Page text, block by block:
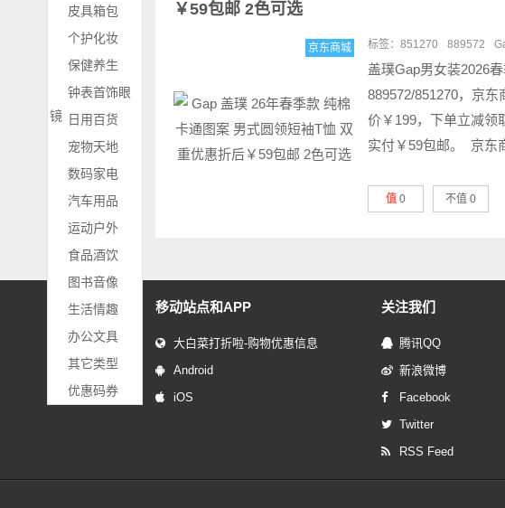
皮具箱包
个护化妆
保健养生
钟表首饰眼
镜 日用百货
宠物天地
数码家电
汽车用品
运动户外
食品酒饮
图书音像
生活情趣
办公文具
其它类型
优惠码券
￥59包邮 2色可选
京东商城 标签： 851270 889572
盖璞Gap男女装2026
889572/851270，京
价￥199，下单立减领
实付￥59包邮。 京东
值 0 不值 0
移动站点和APP
大白菜打折啦-购物优惠信息
Android
iOS
关注我们
腾讯QQ
新浪微博
Facebook
Twitter
RSS Feed